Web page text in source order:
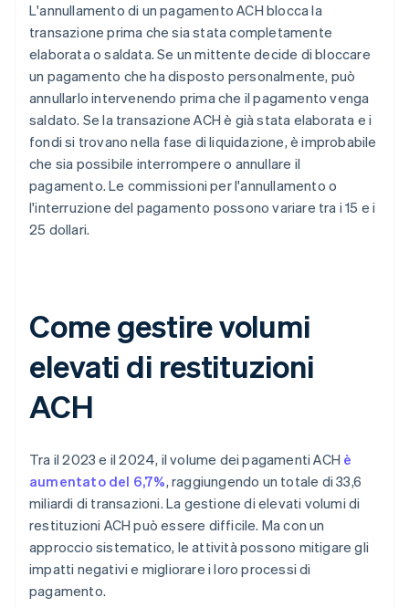
L'annullamento di un pagamento ACH blocca la
transazione prima che sia stata completamente
elaborata o saldata. Se un mittente decide di bloccare
un pagamento che ha disposto personalmente, può
annullarlo intervenendo prima che il pagamento venga
saldato. Se la transazione ACH è già stata elaborata e i
fondi si trovano nella fase di liquidazione, è improbabile
che sia possibile interrompere o annullare il
pagamento. Le commissioni per l'annullamento o
l'interruzione del pagamento possono variare tra i 15 e i
25 dollari.
Come gestire volumi
elevati di restituzioni
ACH
Tra il 2023 e il 2024, il volume dei pagamenti ACH è
aumentato del 6,7%, raggiungendo un totale di 33,6
miliardi di transazioni. La gestione di elevati volumi di
restituzioni ACH può essere difficile. Ma con un
approccio sistematico, le attività possono mitigare gli
impatti negativi e migliorare i loro processi di
pagamento.